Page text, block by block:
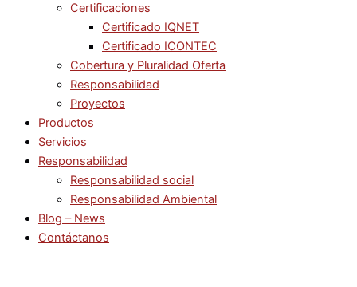
Certificaciones
Certificado IQNET
Certificado ICONTEC
Cobertura y Pluralidad Oferta
Responsabilidad
Proyectos
Productos
Servicios
Responsabilidad
Responsabilidad social
Responsabilidad Ambiental
Blog – News
Contáctanos